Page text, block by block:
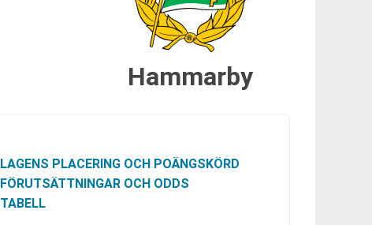
Hammarby
LAGENS PLACERING OCH POÄNGSKÖRD
FÖRUTSÄTTNINGAR OCH ODDS
TABELL